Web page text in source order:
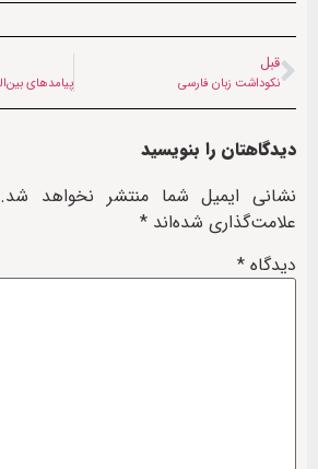
قبل
نکو‌داشت زبان فارسی
دیدگاهتان را بنویسید
نشانی ایمیل شما منتشر نخواهد شد.
علامت‌گذاری شده‌اند *
دیدگاه *